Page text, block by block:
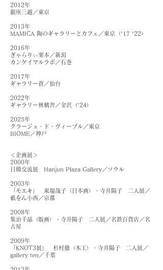
2012年
銀座三越／東京
2013年
MAMICA 陶のギャラリーとカフェ／東京（’17 ’22）
2016年
ぎゃらりぃ栗本／新潟
カンケイマルラボ／石巻
2017年
ギャラリー蒼／仙台
2022年
ギャラリー林檎舎／金沢（’24）
2025年
クラージュ・ド・ヴィーブル／東京
BIOME／神戸
＜企画展＞
2000年
日韓交流展 Hanjun Plaza Gallery／ソウル
2003年
「モエキ」 東端哉子（日本画）・寺井陽子 二人展／
祇をん小西／京都
2008年
集治千晶（版画）・寺井陽子 二人展／名鉄百貨店／名
古屋
2009年
「KNOT3展」 杉村徹（木工）・寺井陽子 二人展／
gallery ten／千葉